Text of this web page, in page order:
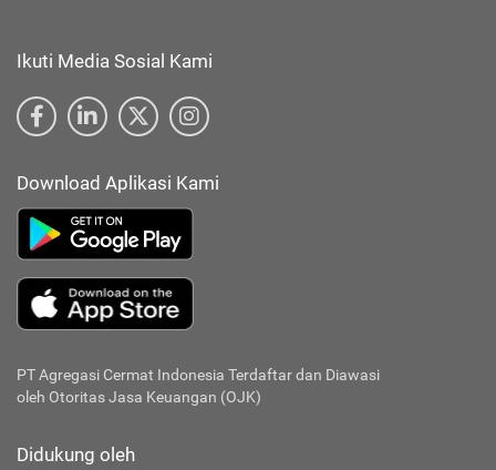
Ikuti Media Sosial Kami
Download Aplikasi Kami
PT Agregasi Cermat Indonesia Terdaftar dan Diawasi
oleh Otoritas Jasa Keuangan (OJK)
Didukung oleh